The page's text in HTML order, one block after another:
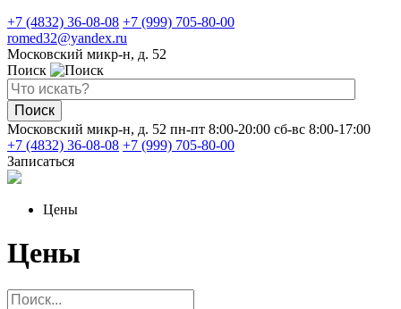
+7 (4832) 36-08-08 +7 (999) 705-80-00
romed32@yandex.ru
Московский микр-н, д. 52
Поиск
Поиск
Московский микр-н, д. 52 пн-пт 8:00-20:00 сб-вс 8:00-17:00
+7 (4832) 36-08-08 +7 (999) 705-80-00
Записаться
Цены
Цены